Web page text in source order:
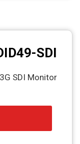
SDI
SDI Monitor